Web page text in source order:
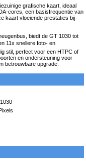
grafische kaart, ideaal
cores, een basisfrequentie van
kaart vloeiende prestaties bij
biedt de GT 1030 tot
11x snellere foto- en
stil, perfect voor een HTPC of
en ondersteuning voor
betrouwbare upgrade.